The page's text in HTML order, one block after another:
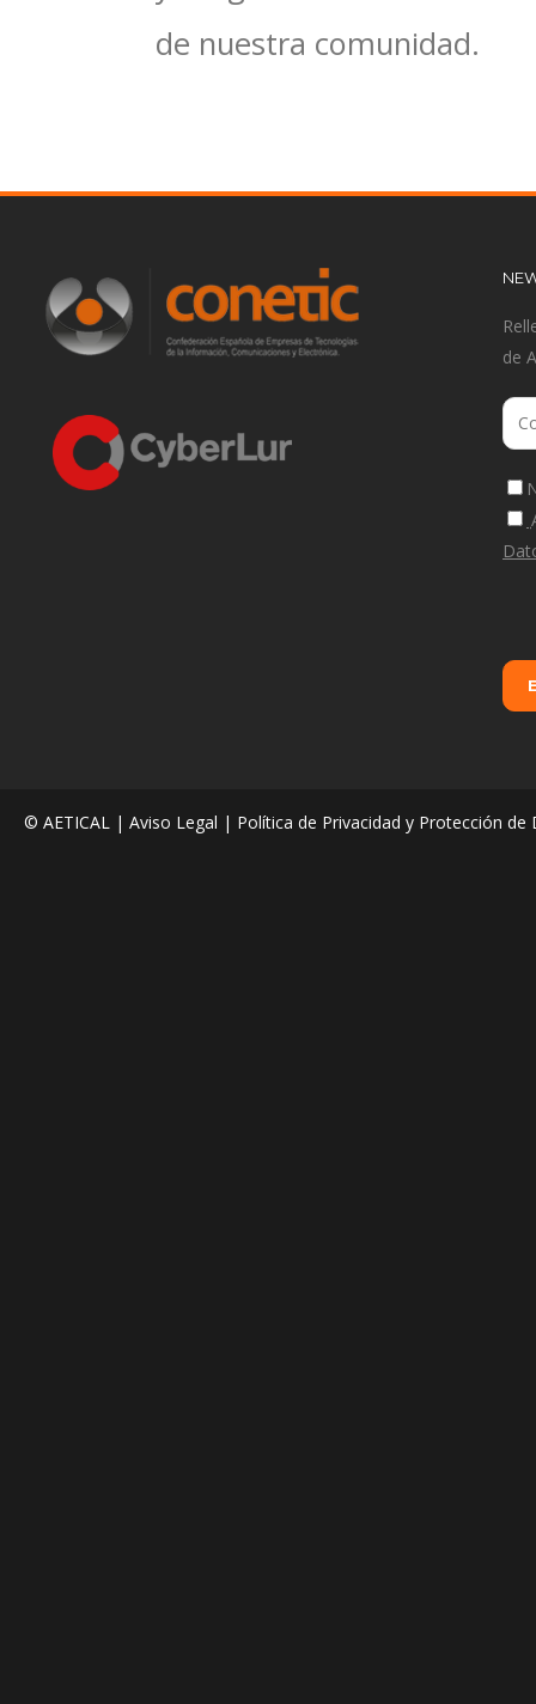
de nuestra comunidad.
de
© AETICAL | Aviso Legal | Política de Privacidad y Protección de